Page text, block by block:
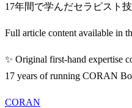
17年間で学んだセラピスト
Full article content available in
✨ Original first-hand expertise
17 years of running CORAN
CORAN